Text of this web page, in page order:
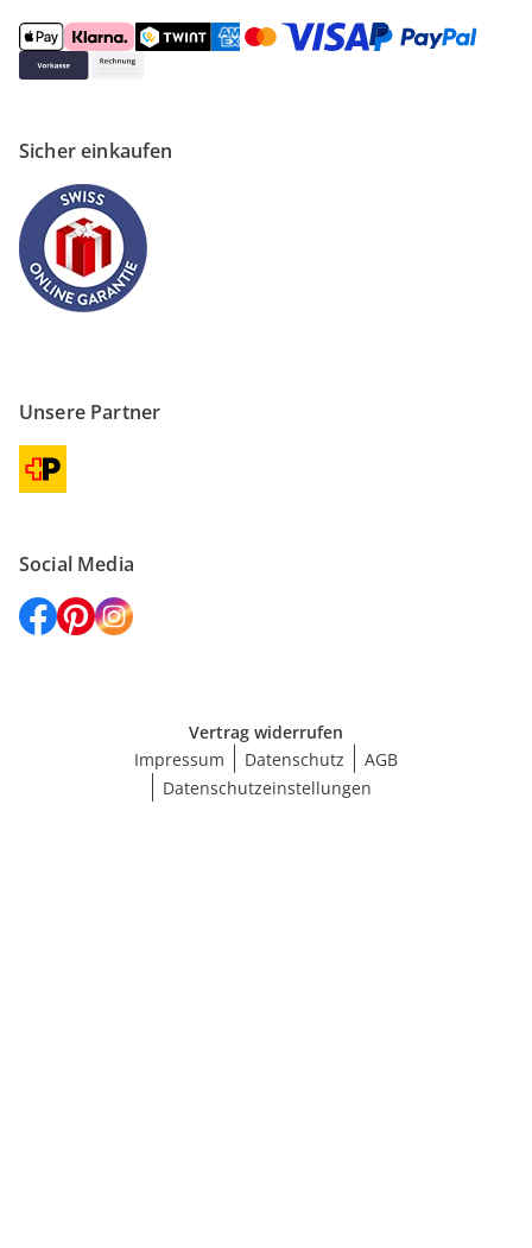
Sicher einkaufen
Unsere Partner
Social Media
Vertrag widerrufen
Impressum
Datenschutz
AGB
Datenschutzeinstellungen